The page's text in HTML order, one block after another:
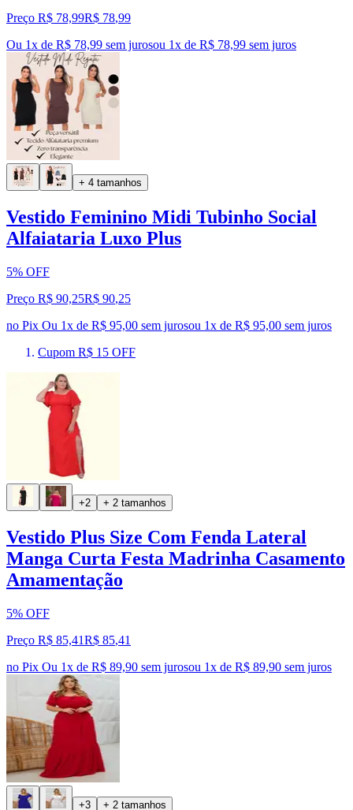
Preço R$ 78,99R$ 78,99
Ou 1x de R$ 78,99 sem jurosou 1x de R$ 78,99 sem juros
+ 4 tamanhos
Vestido Feminino Midi Tubinho Social
Alfaiataria Luxo Plus
5% OFF
Preço R$ 90,25R$ 90,25
no Pix Ou 1x de R$ 95,00 sem jurosou 1x de R$ 95,00 sem juros
Cupom R$ 15 OFF
+2 + 2 tamanhos
Vestido Plus Size Com Fenda Lateral
Manga Curta Festa Madrinha Casamento
Amamentação
5% OFF
Preço R$ 85,41R$ 85,41
no Pix Ou 1x de R$ 89,90 sem jurosou 1x de R$ 89,90 sem juros
+3 + 2 tamanhos